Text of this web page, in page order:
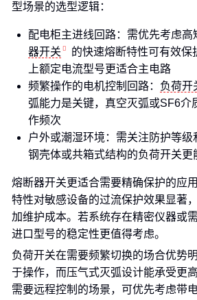
型场景的选型逻辑：
配电柜主进线回路：需优先考虑高
器开关
的快速熔断特性可有效保
上额定电流型号更适合主电路
频繁操作的电机控制回路： 负荷开
弧能力是关键，真空灭弧或SF6介
作频次
户外或潮湿环境：需关注防护等
钢壳体或共箱式结构的负荷开关更
熔断器开关更适合需要精确保护的应
特性对敏感设备的过流保护效果显著
加维护成本。若系统存在精密仪器或
进口型号的稳定性更值得考虑。
负荷开关在需要频繁切换的场合优势
于操作，而压气式灭弧设计能承受更
需要远程控制的场景，可优先考虑带